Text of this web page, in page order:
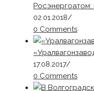
02.01.2018/
0 Comments
17.08.2017/
0 Comments